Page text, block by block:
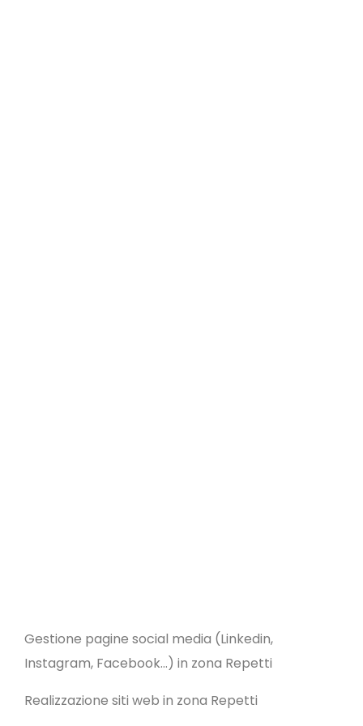
Gestione pagine social media (Linkedin,
Instagram, Facebook…) in zona Repetti
Realizzazione siti web in zona Repetti